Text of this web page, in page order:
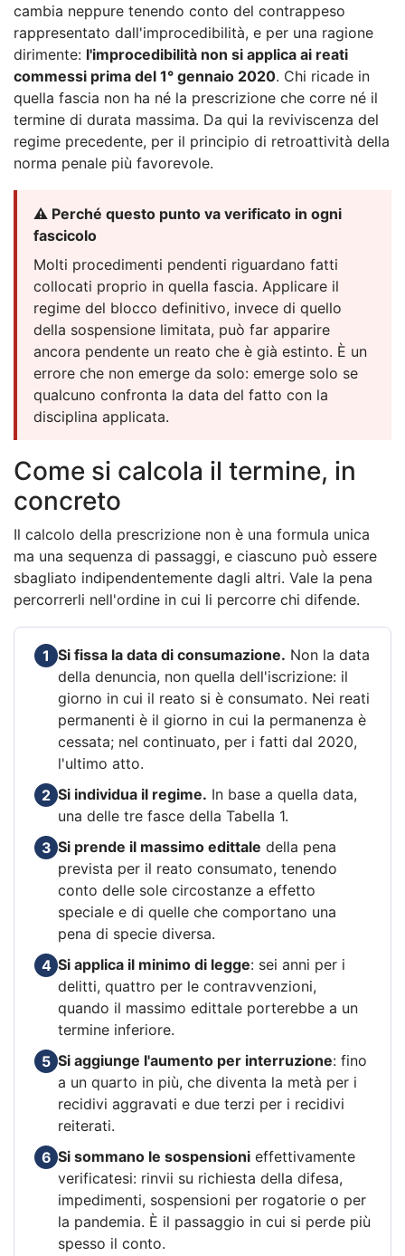
cambia neppure tenendo conto del contrappeso
rappresentato dall'improcedibilità, e per una ragione
dirimente: l'improcedibilità non si applica ai reati
commessi prima del 1° gennaio 2020. Chi ricade in
quella fascia non ha né la prescrizione che corre né il
termine di durata massima. Da qui la reviviscenza del
regime precedente, per il principio di retroattività della
norma penale più favorevole.
⚠️ Perché questo punto va verificato in ogni
fascicolo
Molti procedimenti pendenti riguardano fatti
collocati proprio in quella fascia. Applicare il
regime del blocco definitivo, invece di quello
della sospensione limitata, può far apparire
ancora pendente un reato che è già estinto. È un
errore che non emerge da solo: emerge solo se
qualcuno confronta la data del fatto con la
disciplina applicata.
Come si calcola il termine, in
concreto
Il calcolo della prescrizione non è una formula unica
ma una sequenza di passaggi, e ciascuno può essere
sbagliato indipendentemente dagli altri. Vale la pena
percorrerli nell'ordine in cui li percorre chi difende.
1 Si fissa la data di consumazione. Non la data
della denuncia, non quella dell'iscrizione: il
giorno in cui il reato si è consumato. Nei reati
permanenti è il giorno in cui la permanenza è
cessata; nel continuato, per i fatti dal 2020,
l'ultimo atto.
2 Si individua il regime. In base a quella data,
una delle tre fasce della Tabella 1.
3 Si prende il massimo edittale della pena
prevista per il reato consumato, tenendo
conto delle sole circostanze a effetto
speciale e di quelle che comportano una
pena di specie diversa.
4 Si applica il minimo di legge: sei anni per i
delitti, quattro per le contravvenzioni,
quando il massimo edittale porterebbe a un
termine inferiore.
5 Si aggiunge l'aumento per interruzione: fino
a un quarto in più, che diventa la metà per i
recidivi aggravati e due terzi per i recidivi
reiterati.
6 Si sommano le sospensioni effettivamente
verificatesi: rinvii su richiesta della difesa,
impedimenti, sospensioni per rogatorie o per
la pandemia. È il passaggio in cui si perde più
spesso il conto.